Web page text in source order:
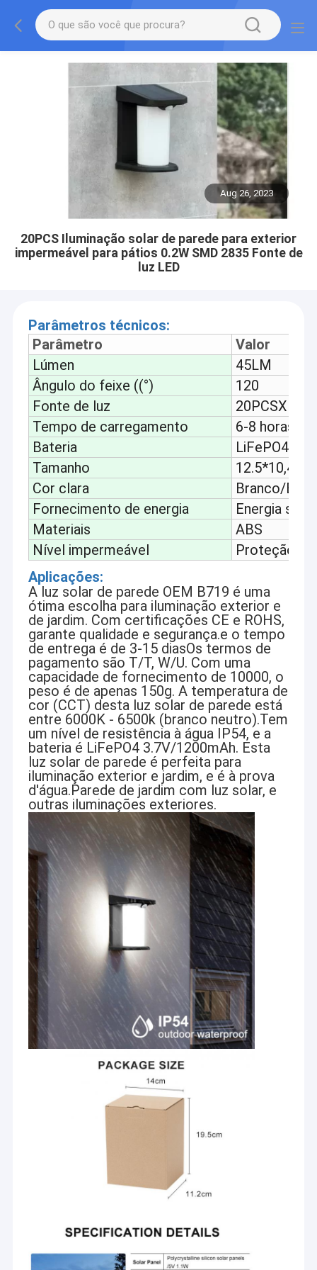
Aug 26, 2023
20PCS Iluminação solar de parede para exterior
impermeável para pátios 0.2W SMD 2835 Fonte de
luz LED
Parâmetros técnicos:
Parâmetro
Valor
Lúmen
45LM
Ângulo do feixe ((°)
120
Fonte de luz
20PCSX
Tempo de carregamento
6-8 horas
Bateria
LiFePO4
Tamanho
Cor clara
Branco/
Fornecimento de energia
Energia solar
Materiais
ABS
Nível impermeável
Proteção
Aplicações:
A luz solar de parede OEM B719 é uma
ótima escolha para iluminação exterior e
de jardim. Com certificações CE e ROHS,
garante qualidade e segurança.e o tempo
de entrega é de 3-15 diasOs termos de
pagamento são T/T, W/U. Com uma
capacidade de fornecimento de 10000, o
peso é de apenas 150g. A temperatura de
cor (CCT) desta luz solar de parede está
entre 6000K - 6500k (branco neutro).Tem
um nível de resistência à água IP54, e a
bateria é LiFePO4 3.7V/1200mAh. Esta
luz solar de parede é perfeita para
iluminação exterior e jardim, e é à prova
d'água.Parede de jardim com luz solar, e
outras iluminações exteriores.